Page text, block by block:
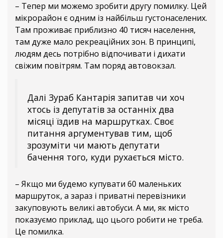
– Тепер ми можемо зробити другу помилку. Цей
мікрорайон є одним із найбільш густонаселених.
Там проживає приблизно 40 тисяч населення,
там дуже мало рекреаційних зон. В принципі,
людям десь потрібно відпочивати і дихати
свіжим повітрям. Там поряд автовокзал.
Далі Зураб Кантарія запитав чи хоч
хтось із депутатів за останніх два
місяці їздив на маршрутках. Своє
питання аргументував тим, щоб
зрозуміти чи мають депутати
бачення того, куди рухається місто.
– Якщо ми будемо купувати 60 маленьких
маршруток, а зараз і приватні перевізники
закуповують великі автобуси. А ми, як місто
показуємо приклад, що цього робити не треба.
Це помилка.